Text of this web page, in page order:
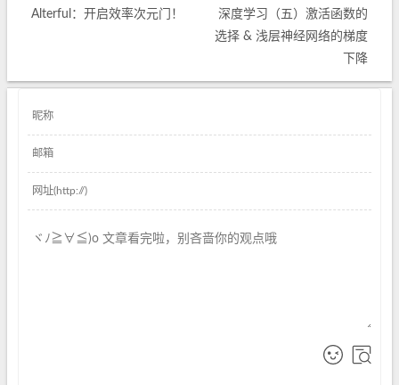
Alterful：开启效率次元门！
深度学习（五）激活函数的
选择 & 浅层神经网络的梯度
下降